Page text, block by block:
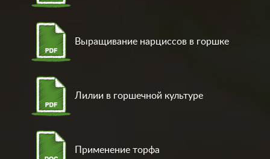
Выращивание нарциссов в горшке
Лилии в горшечной культуре
Применение торфа